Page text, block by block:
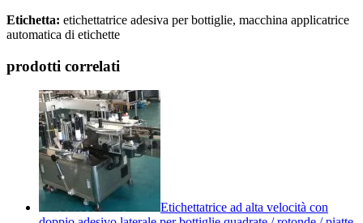
Etichetta: etichettatrice adesiva per bottiglie, macchina applicatrice
automatica di etichette
prodotti correlati
Etichettatrice ad alta velocità con